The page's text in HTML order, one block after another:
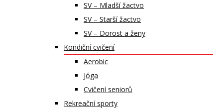
SV – Mladší žactvo
SV – Starší žactvo
SV – Dorost a ženy
Kondiční cvičení
Aerobic
Jóga
Cvičení seniorů
Rekreační sporty